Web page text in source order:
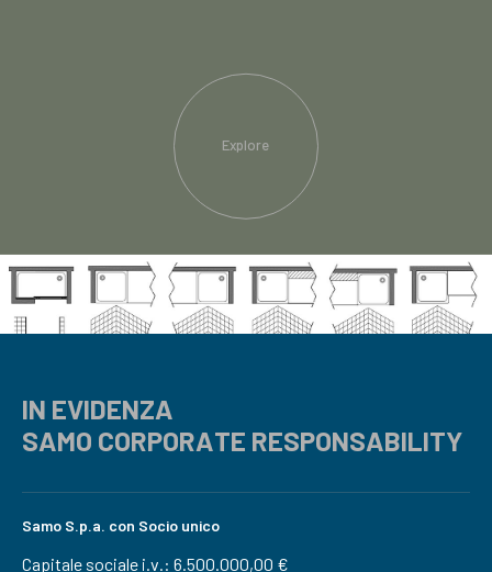
Explore
IN EVIDENZA
SAMO CORPORATE RESPONSABILITY
Samo S.p.a. con Socio unico
Capitale sociale i.v.: 6.500.000,00 €